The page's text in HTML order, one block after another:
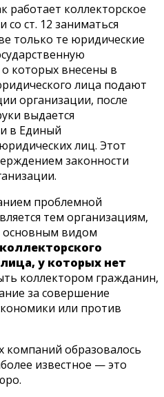
работает коллекторское
со ст. 12 заниматься
только те юридические
которых внесены в
лица подают
организации, после
выдается
в Единый
лиц. Этот
законности
проблемной
тем организациям,
основным видом
у которых нет
коллектором гражданин,
за совершение
или против
компаний образовалось
известное — это